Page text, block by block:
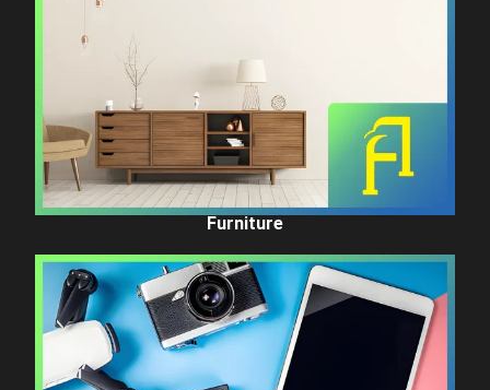
Furniture